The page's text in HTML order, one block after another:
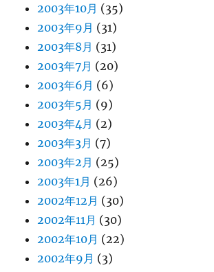
2003年10月 (35)
2003年9月 (31)
2003年8月 (31)
2003年7月 (20)
2003年6月 (6)
2003年5月 (9)
2003年4月 (2)
2003年3月 (7)
2003年2月 (25)
2003年1月 (26)
2002年12月 (30)
2002年11月 (30)
2002年10月 (22)
2002年9月 (3)